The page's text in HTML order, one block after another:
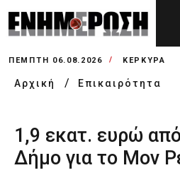
ΠΈΜΠΤΗ 06.08.2026 ΚΕΡΚΥΡΑ
Αρχική Επικαιρότητα
1,9 εκατ. ευρώ
Δήμο για το Μον